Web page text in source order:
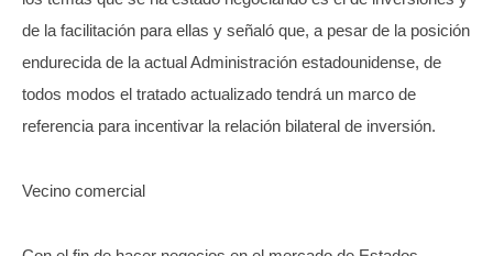
de la facilitación para ellas y señaló que, a pesar de la posición
endurecida de la actual Administración estadounidense, de
todos modos el tratado actualizado tendrá un marco de
referencia para incentivar la relación bilateral de inversión.
Vecino comercial